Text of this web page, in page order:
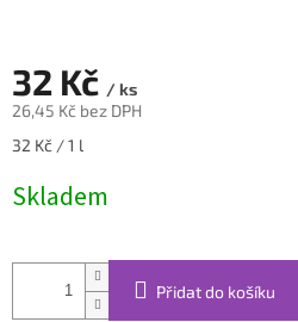
32 Kč / ks
26,45 Kč bez DPH
Měrná
32 Kč / 1 l
Skladem
Přidat do košíku